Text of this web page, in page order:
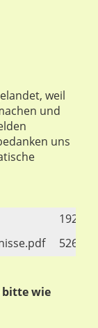
weil
und
uns
192 KB
526 KB
bitte wie